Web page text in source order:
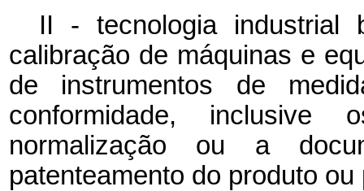
II - tecnologia
calibração de máquinas e
de instrumentos de
conformidade, inclusive
normalização ou a
patenteamento do produto